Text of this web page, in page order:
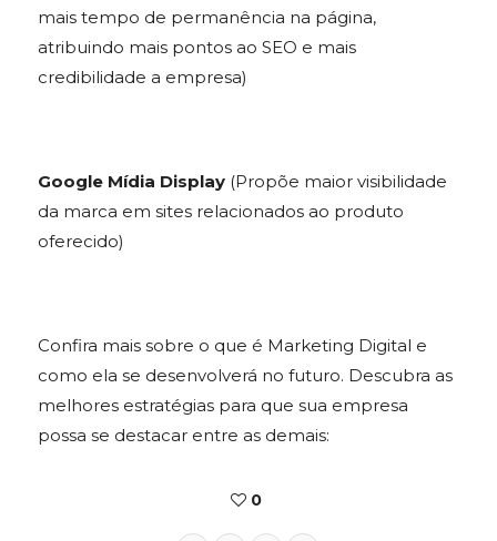
mais tempo de permanência na página,
atribuindo mais pontos ao SEO e mais
credibilidade a empresa)
Google Mídia Display(Propõe maior visibilidade
da marca em sites relacionados ao produto
oferecido)
Confira mais sobre o que é Marketing Digital e
como ela se desenvolverá no futuro. Descubra as
melhores estratégias para que sua empresa
possa se destacar entre as demais:
0